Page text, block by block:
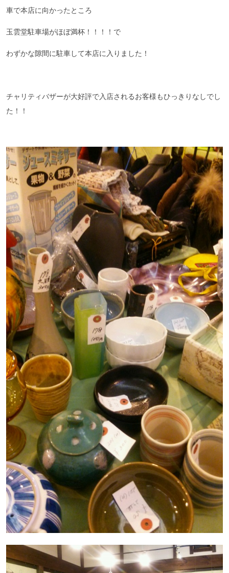
車で本店に向かったところ
玉雲堂駐車場がほぼ満杯！！！！で
わずかな隙間に駐車して本店に入りました！
チャリティバザーが大好評で入店されるお客様もひっきりなしでし
た！！